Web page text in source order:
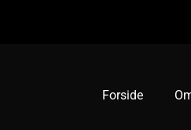
Forside